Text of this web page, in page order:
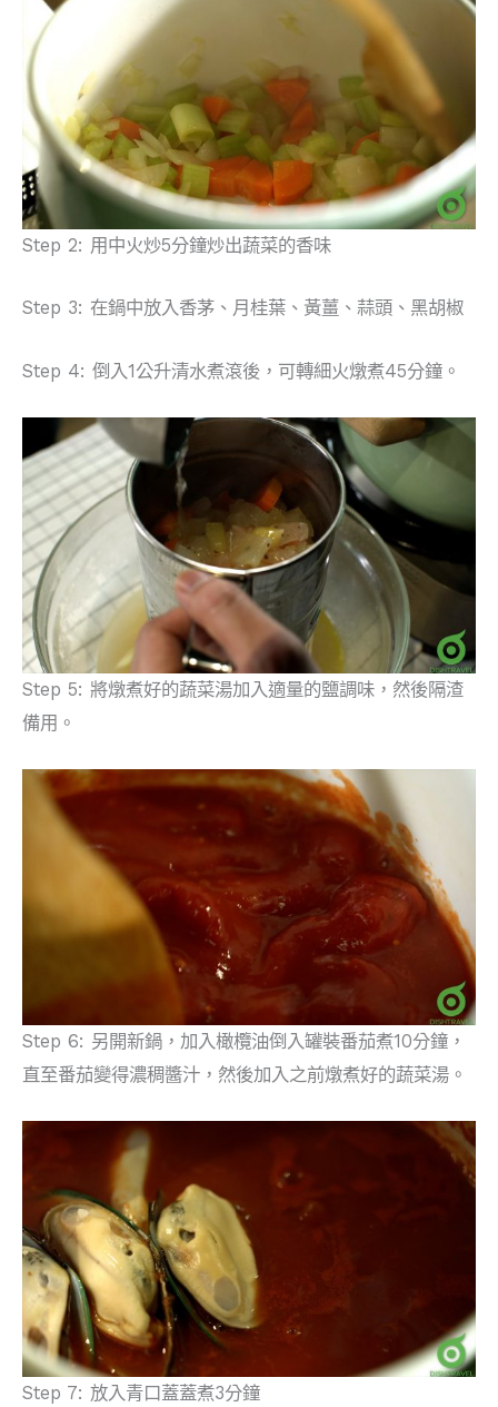
Step 2: 用中火炒5分鐘炒出蔬菜的香味
Step 3: 在鍋中放入香茅、月桂葉、黃薑、蒜頭、黑胡椒
Step 4: 倒入1公升清水煮滾後，可轉細火燉煮45分鐘。
Step 5: 將燉煮好的蔬菜湯加入適量的鹽調味，然後隔渣
備用。
Step 6: 另開新鍋，加入橄欖油倒入罐裝番茄煮10分鐘，
直至番茄變得濃稠醬汁，然後加入之前燉煮好的蔬菜湯。
Step 7: 放入青口蓋蓋煮3分鐘